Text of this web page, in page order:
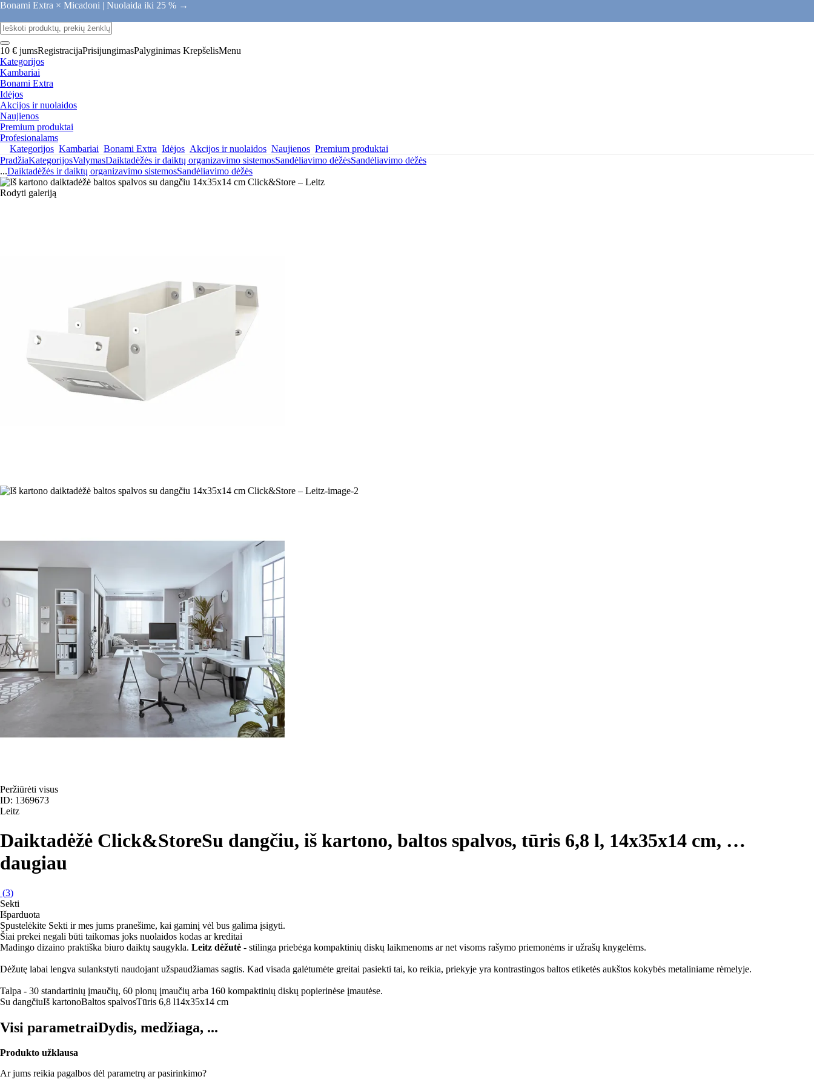
Bonami Extra × Micadoni | Nuolaida iki 25 % →
10 € jumsRegistracijaPrisijungimasPalyginimas KrepšelisMenu
Kategorijos
Kambariai
Bonami Extra
Idėjos
Akcijos ir nuolaidos
Naujienos
Premium produktai
Profesionalams
Kategorijos Kambariai Bonami Extra Idėjos Akcijos ir nuolaidos Naujienos Premium produktai
PradžiaKategorijosValymasDaiktadėžės ir daiktų organizavimo sistemosSandėliavimo dėžėsSandėliavimo dėžės
...Daiktadėžės ir daiktų organizavimo sistemosSandėliavimo dėžės
Rodyti galeriją
Peržiūrėti visus
ID: 1369673
Leitz
Daiktadėžė Click&StoreSu dangčiu, iš kartono, baltos spalvos, tūris 6,8 l, 14x35x14 cm, …
daugiau
(3)
Sekti
Išparduota
Spustelėkite Sekti ir mes jums pranešime, kai gaminį vėl bus galima įsigyti.
Šiai prekei negali būti taikomas joks nuolaidos kodas ar kreditai
Madingo dizaino praktiška biuro daiktų saugykla. Leitz dėžutė - stilinga priebėga kompaktinių diskų laikmenoms ar net visoms rašymo priemonėms ir užrašų knygelėms.
Dėžutę labai lengva sulankstyti naudojant užspaudžiamas sagtis. Kad visada galėtumėte greitai pasiekti tai, ko reikia, priekyje yra kontrastingos baltos etiketės aukštos kokybės metaliniame rėmelyje.
Talpa - 30 standartinių įmaučių, 60 plonų įmaučių arba 160 kompaktinių diskų popierinėse įmautėse.
Su dangčiuIš kartonoBaltos spalvosTūris 6,8 l14x35x14 cm
Visi parametraiDydis, medžiaga, ...
Produkto užklausa
Ar jums reikia pagalbos dėl parametrų ar pasirinkimo?